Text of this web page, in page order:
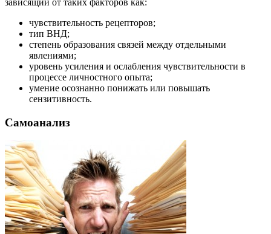
чувствительность рецепторов;
тип ВНД;
степень образования связей между отдельными
явлениями;
уровень усиления и ослабления чувствительности в
процессе личностного опыта;
умение осознанно понижать или повышать
сензитивность.
Самоанализ